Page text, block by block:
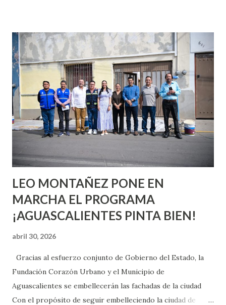
conoces ni la mitad de lo que deberías saber. Pero incluso
quienes ya han tenido relaciones sexuales no son expertos
o expertas en el tema. Siempre hay algo nuevo que
aprender y nuevas experiencias que conocer. Si eres una
chica y aún no has tenido relaciones sexuales, tal vez
pienses que el sexo será increíble y no puedas esperar para
experimentarlo, pero como cualquier persona con
experiencia te dirá, siempre es mejor cuando ambas partes
son suficientemen...
LEO MONTAÑEZ PONE EN
MARCHA EL PROGRAMA
¡AGUASCALIENTES PINTA BIEN!
abril 30, 2026
Gracias al esfuerzo conjunto de Gobierno del Estado, la
Fundación Corazón Urbano y el Municipio de
Aguascalientes se embellecerán las fachadas de la ciudad
Con el propósito de seguir embelleciendo la ciudad de